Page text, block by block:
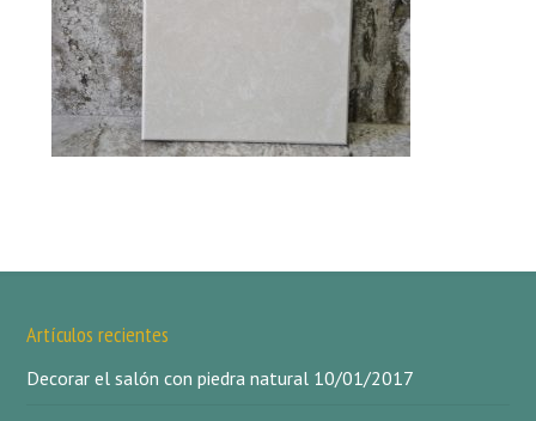
Artículos recientes
Decorar el salón con piedra natural 10/01/2017